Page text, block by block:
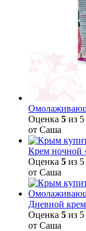
Оценка 5 из 5
от Саша
Крем ночной
Оценка 5 из 5
от Саша
Дневной
Оценка 5 из 5
от Саша